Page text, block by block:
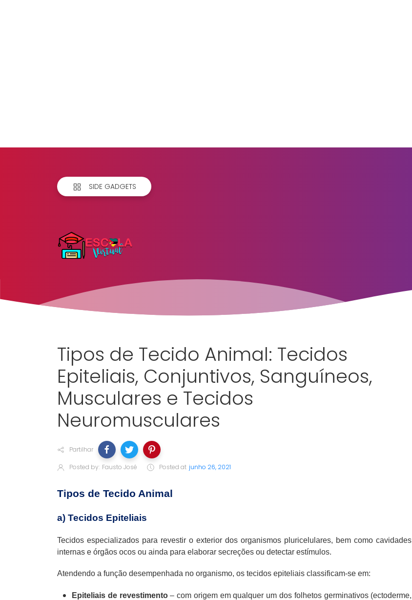
SIDE GADGETS
Tipos de Tecido Animal: Tecidos
Epiteliais, Conjuntivos, Sanguíneos,
Musculares e Tecidos
Neuromusculares
Partilhar
Posted by: Fausto José Posted at junho 26, 2021
Tipos de Tecido Animal
a) Tecidos Epiteliais
Tecidos especializados para revestir o exterior dos organismos pluricelulares, bem como cavidades
internas e órgãos ocos ou ainda para elaborar secreções ou detectar estímulos.
Atendendo a função desempenhada no organismo, os tecidos epiteliais classificam-se em:
Epiteliais de revestimento– com origem em qualquer um dos folhetos germinativos (ectoderme,